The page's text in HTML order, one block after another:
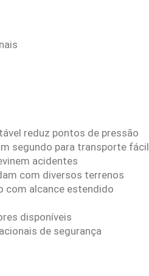
reduz pontos de pressão
segundo para transporte fácil
acidentes
com diversos terrenos
com alcance estendido
disponíveis
de segurança